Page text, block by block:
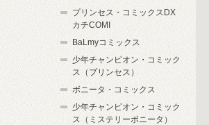
プリンセス・コミックスDX
カチCOMI
BaLmyコミックス
少年チャンピオン・コミック
ス（プリンセス）
ボニータ・コミックス
少年チャンピオン・コミック
ス（ミステリーボニータ）